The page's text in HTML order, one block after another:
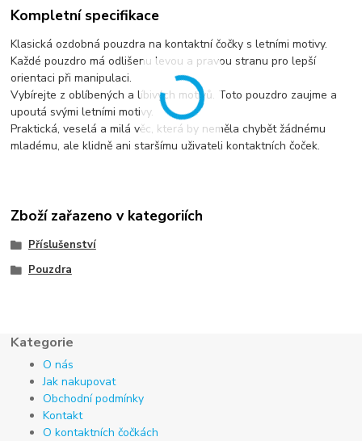
Kompletní specifikace
Klasická ozdobná pouzdra na kontaktní čočky s letními motivy.
Každé pouzdro má odlišenu levou a pravou stranu pro lepší
orientaci při manipulaci.
Vybírejte z oblíbených a líbivých motivů. Toto pouzdro zaujme a
upoutá svými letními motivy.
Praktická, veselá a milá věc, která by neměla chybět žádnému
mladému, ale klidně ani staršímu uživateli kontaktních čoček.
Zboží zařazeno v kategoriích
Příslušenství
Pouzdra
Kategorie
O nás
Jak nakupovat
Obchodní podmínky
Kontakt
O kontaktních čočkách